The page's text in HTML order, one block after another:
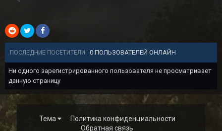
ПОСЛЕДНИЕ ПОСЕТИТЕЛИ 0 ПОЛЬЗОВАТЕЛЕЙ ОНЛАЙН
Ни одного зарегистрированного пользователя не просматривает
данную страницу
Тема
Политика конфиденциальности
Обратная связь